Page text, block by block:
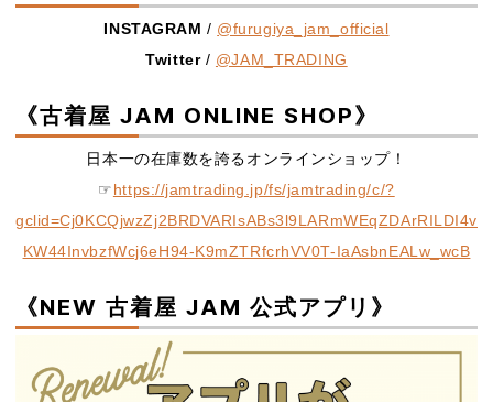
INSTAGRAM / @furugiya_jam_official
Twitter/ @JAM_TRADING
《古着屋 JAM ONLINE SHOP》
日本一の在庫数を誇るオンラインショップ！
☞https://jamtrading.jp/fs/jamtrading/c/?
gclid=Cj0KCQjwzZj2BRDVARIsABs3l9LARmWEqZDArRILDI4v
KW44InvbzfWcj6eH94-K9mZTRfcrhVV0T-IaAsbnEALw_wcB
《NEW 古着屋 JAM 公式アプリ》